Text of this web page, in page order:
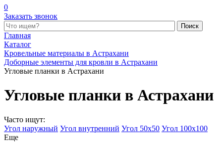
0
Заказать звонок
Поиск по каталогу
Главная
Каталог
Кровельные материалы в Астрахани
Доборные элементы для кровли в Астрахани
Угловые планки в Астрахани
Угловые планки в Астрахани
Часто ищут:
Угол наружный Угол внутренний Угол 50х50 Угол 100х100
Еще